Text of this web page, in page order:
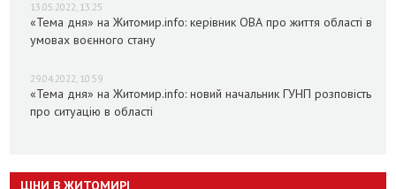
13.05.2022, 13:25
«Тема дня» на Житомир.info: керівник ОВА про життя області в
умовах воєнного стану
29.04.2022, 10:59
«Тема дня» на Житомир.info: новий начальник ГУНП розповість
про ситуацію в області
ЦІНИ В ЖИТОМИРІ